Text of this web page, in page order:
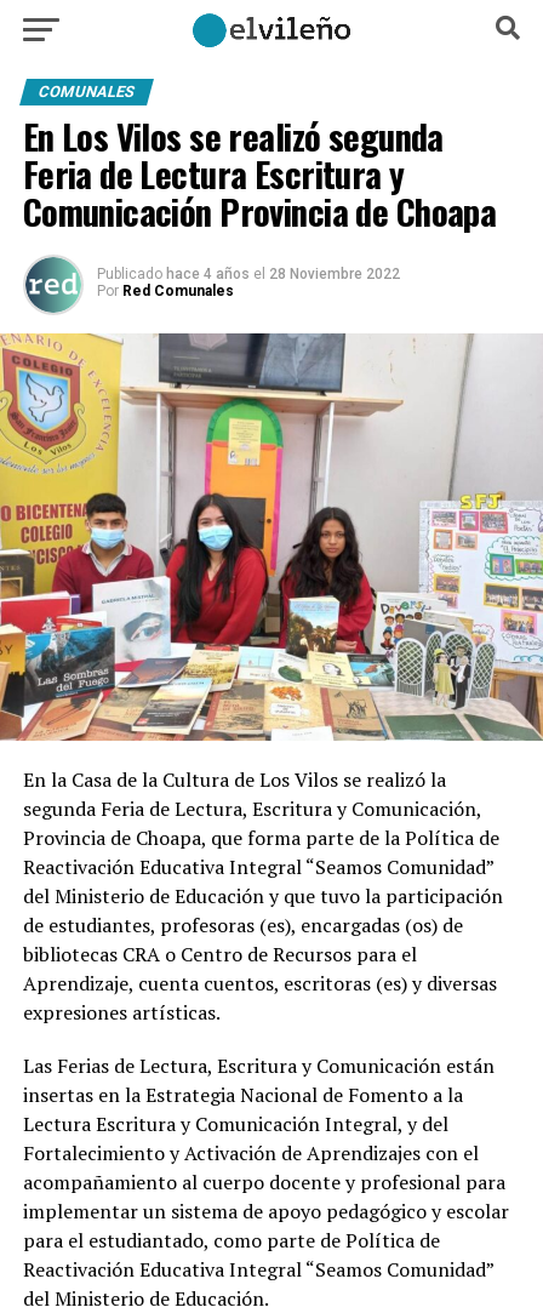
COMUNALES
En Los Vilos se realizó segunda
Feria de Lectura Escritura y
Comunicación Provincia de Choapa
Publicado hace 4 años el 28 Noviembre 2022
Por Red Comunales
En la Casa de la Cultura de Los Vilos se realizó la
segunda Feria de Lectura, Escritura y Comunicación,
Provincia de Choapa, que forma parte de la Política de
Reactivación Educativa Integral “Seamos Comunidad”
del Ministerio de Educación y que tuvo la participación
de estudiantes, profesoras (es), encargadas (os) de
bibliotecas CRA o Centro de Recursos para el
Aprendizaje, cuenta cuentos, escritoras (es) y diversas
expresiones artísticas.
Las Ferias de Lectura, Escritura y Comunicación están
insertas en la Estrategia Nacional de Fomento a la
Lectura Escritura y Comunicación Integral, y del
Fortalecimiento y Activación de Aprendizajes con el
acompañamiento al cuerpo docente y profesional para
implementar un sistema de apoyo pedagógico y escolar
para el estudiantado, como parte de Política de
Reactivación Educativa Integral “Seamos Comunidad”
del Ministerio de Educación.